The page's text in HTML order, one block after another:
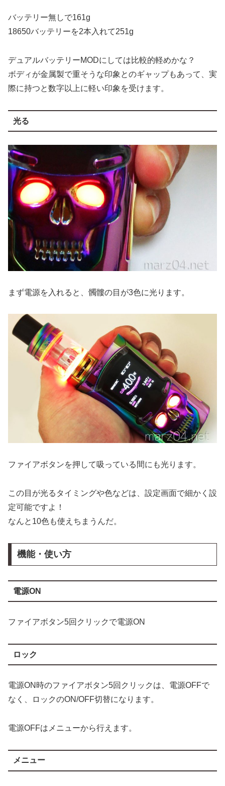
バッテリー無しで161g
18650バッテリーを2本入れて251g
デュアルバッテリーMODにしては比較的軽めかな？
ボディが金属製で重そうな印象とのギャップもあって、実
際に持つと数字以上に軽い印象を受けます。
光る
まず電源を入れると、髑髏の目が3色に光ります。
ファイアボタンを押して吸っている間にも光ります。
この目が光るタイミングや色などは、設定画面で細かく設
定可能ですよ！
なんと10色も使えちまうんだ。
機能・使い方
電源ON
ファイアボタン5回クリックで電源ON
ロック
電源ON時のファイアボタン5回クリックは、電源OFFで
なく、ロックのON/OFF切替になります。
電源OFFはメニューから行えます。
メニュー